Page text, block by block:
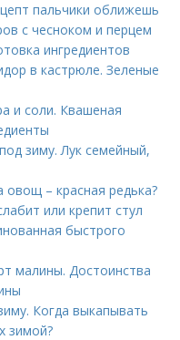
пальчики оближешь
с чесноком и перцем
ингредиентов
в кастрюле. Зеленые
и соли. Квашеная
зиму. Лук семейный,
овощ – красная редька?
или крепит стул
быстрого
малины. Достоинства
Когда выкапывать
зимой?